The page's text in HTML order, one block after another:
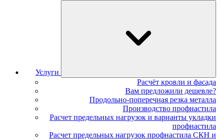
Услуги
Расчёт кровли и фасада
Вам предложили дешевле?
Продольно-поперечная резка металла
Производство профнастила
Расчет предельных нагрузок и варианты укладки
профнастила
Расчет предельных нагрузок профнастила СКН и